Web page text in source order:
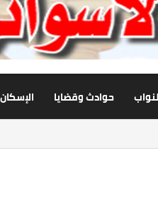
حوادث وقضايا الإسكان
كفاءة الطرق لخدمة المواطنين